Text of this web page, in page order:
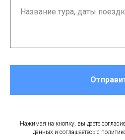
Нажимая на кнопку, вы даете
данных и соглашаетесь c